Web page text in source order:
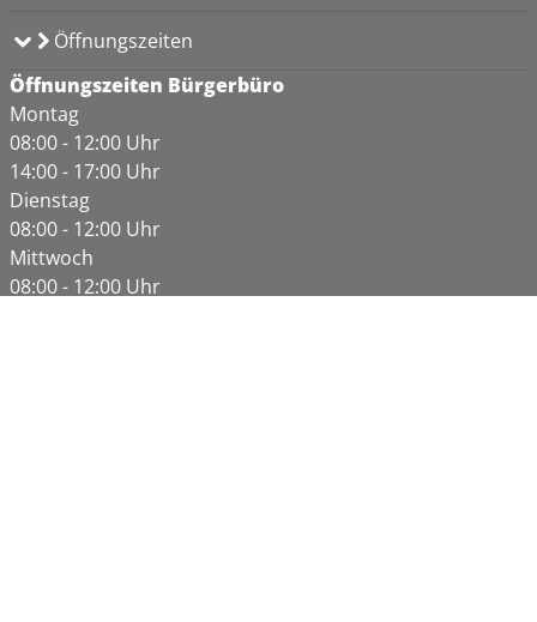
Öffnungszeiten
Öffnungszeiten Bürgerbüro
Montag
08:00 - 12:00 Uhr
14:00 - 17:00 Uhr
Dienstag
08:00 - 12:00 Uhr
Mittwoch
08:00 - 12:00 Uhr